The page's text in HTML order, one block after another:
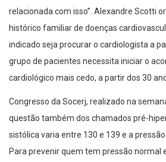
relacionada com isso”. Alexandre Scotti
histórico familiar de doenças
indicado seja procurar o cardiologista a
grupo de pacientes necessita iniciar o
cardiológico mais cedo, a partir dos 30
Congresso da Socerj, realizado na
questão também dos chamados pré-
sistólica varia entre 130 e 139 e a
Para prevenir quem tem pressão normal